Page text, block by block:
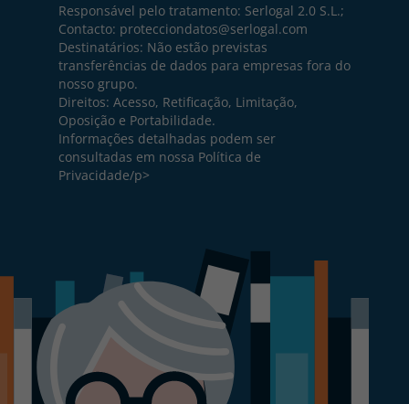
Responsável pelo tratamento: Serlogal 2.0 S.L.;
Contacto: protecciondatos@serlogal.com
Destinatários: Não estão previstas
transferências de dados para empresas fora do
nosso grupo.
Direitos: Acesso, Retificação, Limitação,
Oposição e Portabilidade.
Informações detalhadas podem ser
consultadas em nossa Política de
Privacidade/p>